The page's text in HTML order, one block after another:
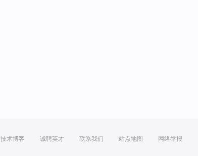
技术博客 诚聘英才 联系我们 站点地图 网络举报